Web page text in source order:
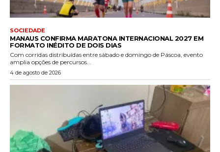
SOCIEDADE
MANAUS CONFIRMA MARATONA INTERNACIONAL 2027 EM
FORMATO INÉDITO DE DOIS DIAS
Com corridas distribuídas entre sábado e domingo de Páscoa, evento
amplia opções de percursos...
4 de agosto de 2026